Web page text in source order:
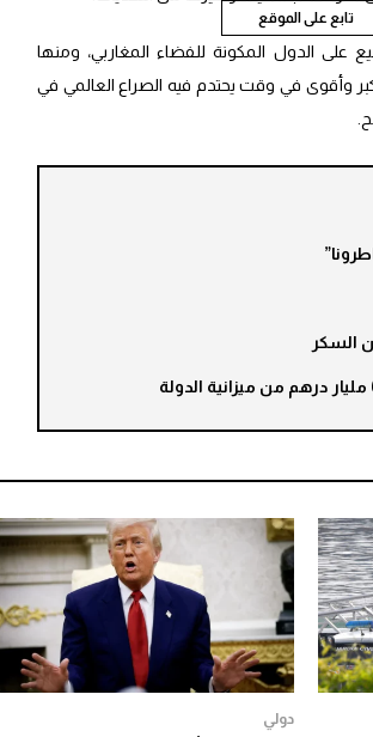
تابع على الموقع
الدول المكونة للفضاء المغاربي، ومنها
وأقوى في وقت يحتدم فيه الصراع العالمي في
دولي